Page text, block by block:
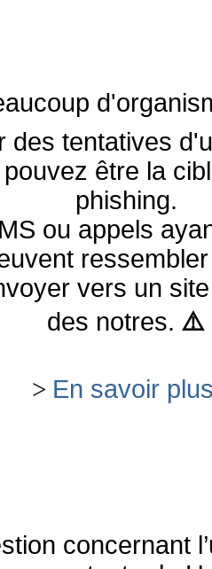
des tentatives
être la
phishing.
ou appels
vers un
des notres. ⚠️
> En savoir
concernant